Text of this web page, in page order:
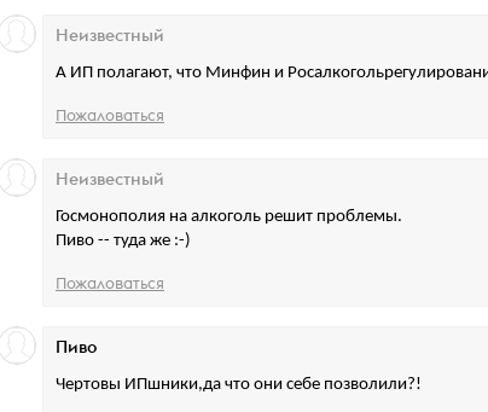
А ИП полагают, что Минфин и
Неизвестный
Пожаловаться
Госмонополия на алкоголь решит проблемы.
Пиво -- туда же :-)
Неизвестный
Пожаловаться
Чертовы ИПшники,да что они себе позволили?!
Пиво